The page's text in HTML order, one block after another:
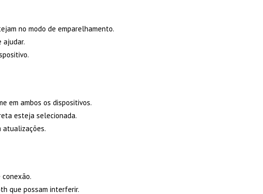
no modo de emparelhamento.
ajudar.
em ambos os dispositivos.
esteja selecionada.
atualizações.
que possam interferir.